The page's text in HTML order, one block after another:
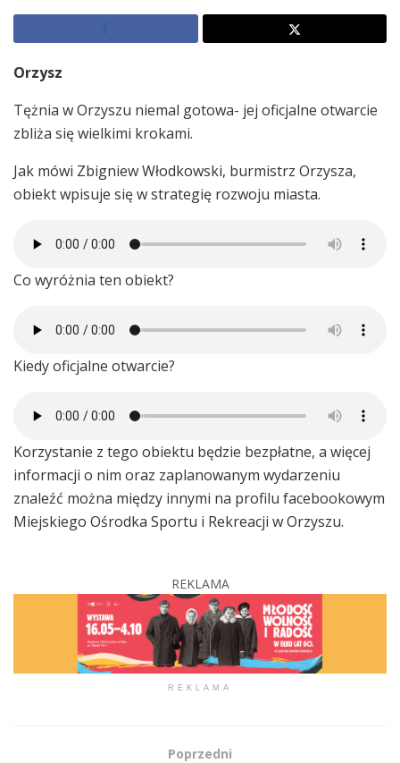
Orzysz
Tężnia w Orzyszu niemal gotowa- jej oficjalne otwarcie
zbliża się wielkimi krokami.
Jak mówi Zbigniew Włodkowski, burmistrz Orzysza,
obiekt wpisuje się w strategię rozwoju miasta.
Co wyróżnia ten obiekt?
Kiedy oficjalne otwarcie?
Korzystanie z tego obiektu będzie bezpłatne, a więcej
informacji o nim oraz zaplanowanym wydarzeniu
znaleźć można między innymi na profilu facebookowym
Miejskiego Ośrodka Sportu i Rekreacji w Orzyszu.
REKLAMA
REKLAMA
Poprzedni